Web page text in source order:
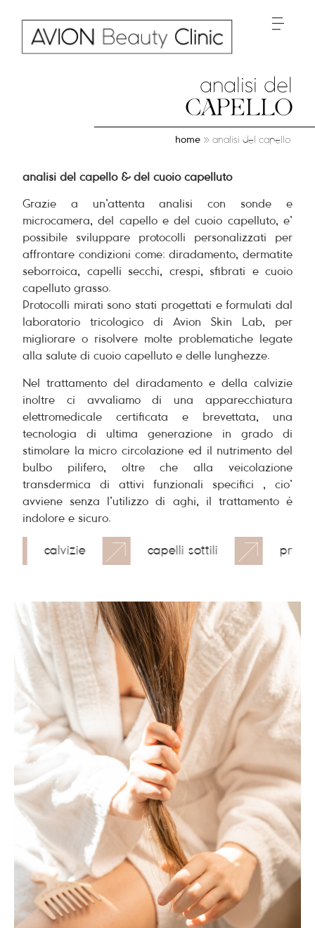
analisi del
CAPELLO
home » analisi del capello
analisi del capello & del cuoio capelluto
Grazie a un’attenta analisi con sonde e
microcamera, del capello e del cuoio capelluto, e’
possibile sviluppare protocolli personalizzati per
affrontare condizioni come: diradamento, dermatite
seborroica, capelli secchi, crespi, sfibrati e cuoio
capelluto grasso.
Protocolli mirati sono stati progettati e formulati dal
laboratorio tricologico di Avion Skin Lab, per
migliorare o risolvere molte problematiche legate
alla salute di cuoio capelluto e delle lunghezze.
Nel trattamento del diradamento e della calvizie
inoltre ci avvaliamo di una apparecchiatura
elettromedicale certificata e brevettata, una
tecnologia di ultima generazione in grado di
stimolare la micro circolazione ed il nutrimento del
bulbo pilifero, oltre che alla veicolazione
transdermica di attivi funzionali specifici , cio’
avviene senza l’utilizzo di aghi, il trattamento è
indolore e sicuro.
calvizie capelli sottili